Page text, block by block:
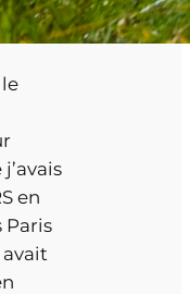
en
Paris